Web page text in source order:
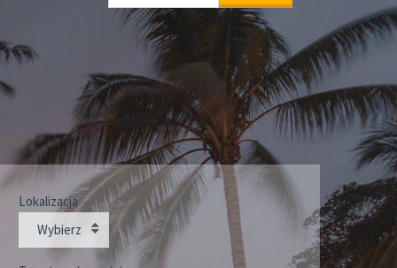
Lokalizacja
Wybierz
ARCHIWA
CALENDAR